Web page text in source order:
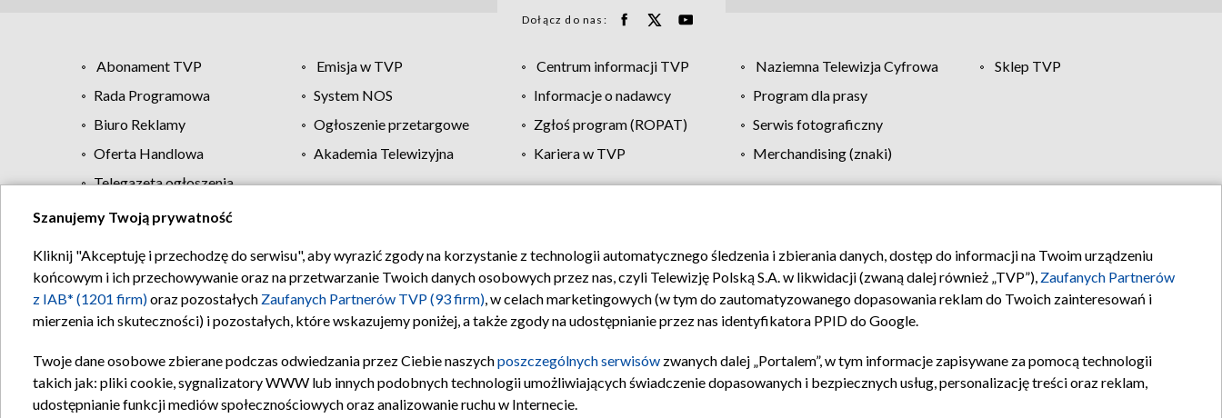
Dołącz do nas:
Abonament TVP Emisja w TVP Centrum informacji TVP Naziemna Telewizja Cyfrowa
Sklep TVP
Rada Programowa
System NOS Informacje o nadawcy
Program dla prasy
Biuro Reklamy
Ogłoszenie przetargowe Zgłoś program (ROPAT)
Serwis fotograficzny
Oferta Handlowa
Akademia Telewizyjna Kariera w TVP
Merchandising (znaki)
Telegazeta ogłoszenia
Regulamin TVP Polityka prywatności Moje zgody Pomoc Biuro reklamy Kontakt
Szanujemy Twoją prywatność
Kliknij "Akceptuję i przechodzę do serwisu", aby wyrazić zgody na korzystanie z technologii automatycznego śledzenia i zbierania danych, dostęp do informacji na Twoim urządzeniu
końcowym i ich przechowywanie oraz na przetwarzanie Twoich danych osobowych przez nas, czyli Telewizję Polską S.A. w likwidacji (zwaną dalej również „TVP”), Zaufanych Partnerów
z IAB* (1201 firm)oraz pozostałych Zaufanych Partnerów TVP (93 firm), w celach marketingowych (w tym do zautomatyzowanego dopasowania reklam do Twoich zainteresowań i
mierzenia ich skuteczności) i pozostałych, które wskazujemy poniżej, a także zgody na udostępnianie przez nas identyfikatora PPID do Google.
Twoje dane osobowe zbierane podczas odwiedzania przez Ciebie naszychposzczególnych serwisów zwanych dalej „Portalem”, w tym informacje zapisywane za pomocą technologii
takich jak: pliki cookie, sygnalizatory WWW lub innych podobnych technologii umożliwiających świadczenie dopasowanych i bezpiecznych usług, personalizację treści oraz reklam,
udostępnianie funkcji mediów społecznościowych oraz analizowanie ruchu w Internecie.